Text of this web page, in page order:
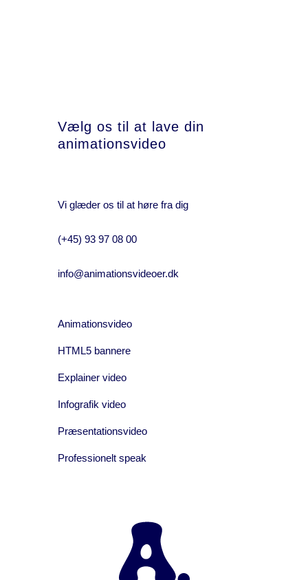
Vælg os til at lave din
animationsvideo
Vi glæder os til at høre fra dig
(+45) 93 97 08 00
info@animationsvideoer.dk
Animationsvideo
HTML5 bannere
Explainer video
Infografik video
Præsentationsvideo
Professionelt speak